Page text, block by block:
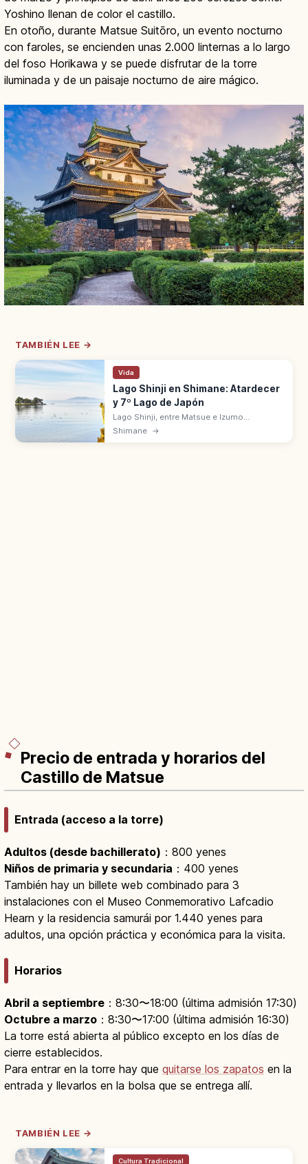
Yoshino llenan de color el castillo.
En otoño, durante Matsue Suitōro, un evento nocturno
con faroles, se encienden unas 2.000 linternas a lo largo
del foso Horikawa y se puede disfrutar de la torre
iluminada y de un paisaje nocturno de aire mágico.
TAMBIÉN LEE →
Vida
Lago Shinji en Shimane: Atardecer
y 7º Lago de Japón
Lago Shinji, entre Matsue e Izumo
(Shimane), es el 7º lago de Japón con 79
Shimane →
Precio de entrada y horarios del
Castillo de Matsue
Entrada (acceso a la torre)
Adultos (desde bachillerato) ：800 yenes
Niños de primaria y secundaria ：400 yenes
También hay un billete web combinado para 3
instalaciones con el Museo Conmemorativo Lafcadio
Hearn y la residencia samurái por 1.440 yenes para
adultos, una opción práctica y económica para la visita.
Horarios
Abril a septiembre ：8:30〜18:00 (última admisión 17:30)
Octubre a marzo ：8:30〜17:00 (última admisión 16:30)
La torre está abierta al público excepto en los días de
cierre establecidos.
Para entrar en la torre hay que quitarse los zapatos en la
entrada y llevarlos en la bolsa que se entrega allí.
TAMBIÉN LEE →
Cultura Tradicional